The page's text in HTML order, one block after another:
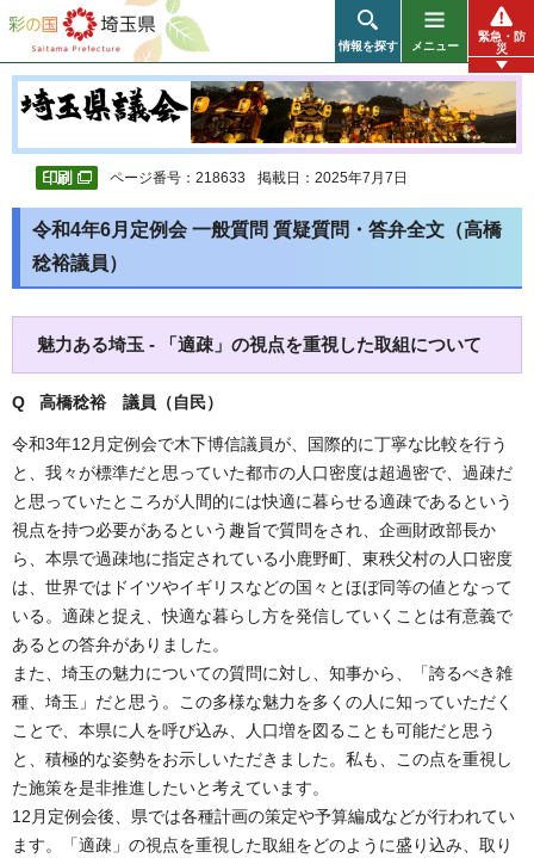
彩の国 埼玉県
情報を探す メニュー
緊急・防
災
ページ番号：218633 掲載日：2025年7月7日
令和4年6月定例会 一般質問 質疑質問・答弁全文（高橋
稔裕議員）
魅力ある埼玉 - 「適疎」の視点を重視した取組について
Q 高橋稔裕 議員（自民）
令和3年12月定例会で木下博信議員が、国際的に丁寧な比較を行う
と、我々が標準だと思っていた都市の人口密度は超過密で、過疎だ
と思っていたところが人間的には快適に暮らせる適疎であるという
視点を持つ必要があるという趣旨で質問をされ、企画財政部長か
ら、本県で過疎地に指定されている小鹿野町、東秩父村の人口密度
は、世界ではドイツやイギリスなどの国々とほぼ同等の値となって
いる。適疎と捉え、快適な暮らし方を発信していくことは有意義で
あるとの答弁がありました。
また、埼玉の魅力についての質問に対し、知事から、「誇るべき雑
種、埼玉」だと思う。この多様な魅力を多くの人に知っていただく
ことで、本県に人を呼び込み、人口増を図ることも可能だと思う
と、積極的な姿勢をお示しいただきました。私も、この点を重視し
た施策を是非推進したいと考えています。
12月定例会後、県では各種計画の策定や予算編成などが行われてい
ます。「適疎」の視点を重視した取組をどのように盛り込み、取り